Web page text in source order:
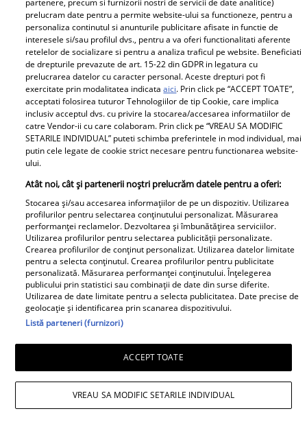
Andreea Popescu și fosta soacră, schimb
de replici. Ce i-a spus mama lui Rareș
Cojoc influenceriței: „Am găsit soluția”
partenere, precum si furnizorii nostri de servicii de date analitice)
prelucram date pentru a permite website-ului sa functioneze, pentru a
personaliza continutul si anunturile publicitare afisate in functie de
interesele si/sau profilul dvs., pentru a va oferi functionalitati aferente
retelelor de socializare si pentru a analiza traficul pe website. Beneficiati
de drepturile prevazute de art. 15-22 din GDPR in legatura cu
prelucrarea datelor cu caracter personal. Aceste drepturi pot fi
exercitate prin modalitatea indicataaici. Prin click pe “ACCEPT TOATE”,
acceptati folosirea tuturor Tehnologiilor de tip Cookie, care implica
inclusiv acceptul dvs. cu privire la stocarea/accesarea informatiilor de
catre Vendor-ii cu care colaboram. Prin click pe “VREAU SA MODIFIC
SETARILE INDIVIDUAL” puteti schimba preferintele in mod individual, mai
putin cele legate de cookie strict necesare pentru functionarea website-
ului.
Atât noi, cât și partenerii noștri prelucrăm datele pentru a oferi:
Stocarea și/sau accesarea informațiilor de pe un dispozitiv. Utilizarea
profilurilor pentru selectarea conținutului personalizat. Măsurarea
performanței reclamelor. Dezvoltarea și îmbunătățirea serviciilor.
Utilizarea profilurilor pentru selectarea publicității personalizate.
Crearea profilurilor de conținut personalizat. Utilizarea datelor limitate
pentru a selecta conținutul. Crearea profilurilor pentru publicitate
personalizată. Măsurarea performanței conținutului. Înțelegerea
publicului prin statistici sau combinații de date din surse diferite.
Utilizarea de date limitate pentru a selecta publicitatea. Date precise de
geolocație și identificarea prin scanarea dispozitivului.
Listă parteneri (furnizori)
ACCEPT TOATE
VREAU SA MODIFIC SETARILE INDIVIDUAL